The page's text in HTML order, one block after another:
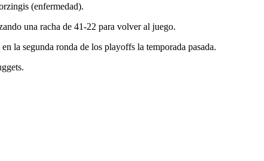
(enfermedad).
una racha de 41-22 para volver al juego.
la segunda ronda de los playoffs la temporada pasada.